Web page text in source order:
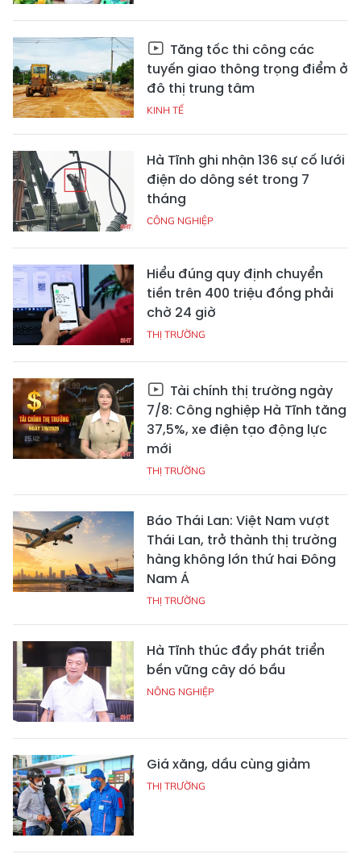
Tăng tốc thi công các
tuyến giao thông trọng điểm ở
đô thị trung tâm
KINH TẾ
Hà Tĩnh ghi nhận 136 sự cố lưới
điện do dông sét trong 7
tháng
CÔNG NGHIỆP
Hiểu đúng quy định chuyển
tiền trên 400 triệu đồng phải
chờ 24 giờ
THỊ TRƯỜNG
Tài chính thị trường ngày
7/8: Công nghiệp Hà Tĩnh tăng
37,5%, xe điện tạo động lực
mới
THỊ TRƯỜNG
Báo Thái Lan: Việt Nam vượt
Thái Lan, trở thành thị trường
hàng không lớn thứ hai Đông
Nam Á
THỊ TRƯỜNG
Hà Tĩnh thúc đẩy phát triển
bền vững cây dó bầu
NÔNG NGHIỆP
Giá xăng, dầu cùng giảm
THỊ TRƯỜNG